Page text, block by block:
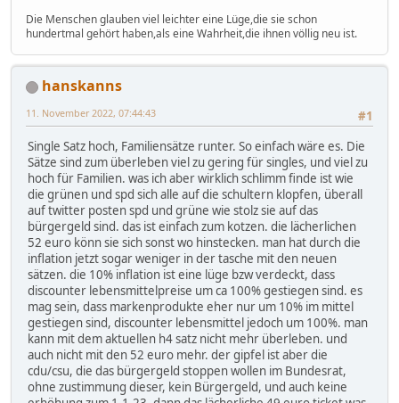
Die Menschen glauben viel leichter eine Lüge,die sie schon
hundertmal gehört haben,als eine Wahrheit,die ihnen völlig neu ist.
hanskanns
#1
11. November 2022, 07:44:43
Single Satz hoch, Familiensätze runter. So einfach wäre es. Die
Sätze sind zum überleben viel zu gering für singles, und viel zu
hoch für Familien. was ich aber wirklich schlimm finde ist wie
die grünen und spd sich alle auf die schultern klopfen, überall
auf twitter posten spd und grüne wie stolz sie auf das
bürgergeld sind. das ist einfach zum kotzen. die lächerlichen
52 euro könn sie sich sonst wo hinstecken. man hat durch die
inflation jetzt sogar weniger in der tasche mit den neuen
sätzen. die 10% inflation ist eine lüge bzw verdeckt, dass
discounter lebensmittelpreise um ca 100% gestiegen sind. es
mag sein, dass markenprodukte eher nur um 10% im mittel
gestiegen sind, discounter lebensmittel jedoch um 100%. man
kann mit dem aktuellen h4 satz nicht mehr überleben. und
auch nicht mit den 52 euro mehr. der gipfel ist aber die
cdu/csu, die das bürgergeld stoppen wollen im Bundesrat,
ohne zustimmung dieser, kein Bürgergeld, und auch keine